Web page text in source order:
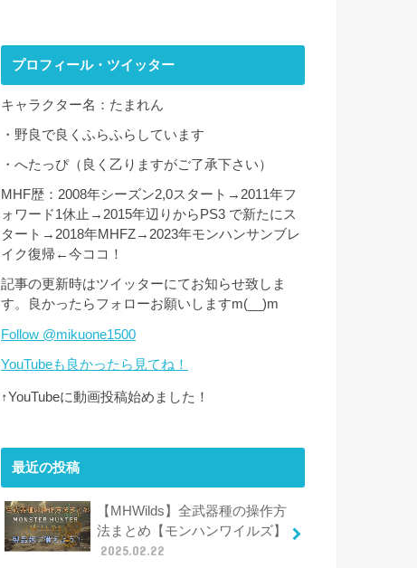
プロフィール・ツイッター
キャラクター名：たまれん
・野良で良くふらふらしています
・へたっぴ（良く乙りますがご了承下さい）
MHF歴：2008年シーズン2,0スタート→2011年フ
ォワード1休止→2015年辺りからPS3 で新たにス
タート→2018年MHFZ→2023年モンハンサンブレ
イク復帰←今ココ！
記事の更新時はツイッターにてお知らせ致しま
す。良かったらフォローお願いしますm(__)m
Follow @mikuone1500
YouTubeも良かったら見てね！
↑YouTubeに動画投稿始めました！
最近の投稿
【MHWilds】全武器種の操作方
法まとめ【モンハンワイルズ】
2025.02.22